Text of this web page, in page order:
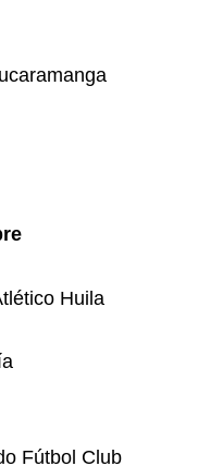
Huila
Fútbol Club